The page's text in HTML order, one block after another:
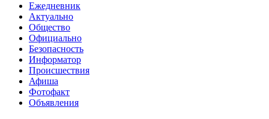
Ежедневник
Актуально
Общество
Официально
Безопасность
Информатор
Происшествия
Афиша
Фотофакт
Объявления